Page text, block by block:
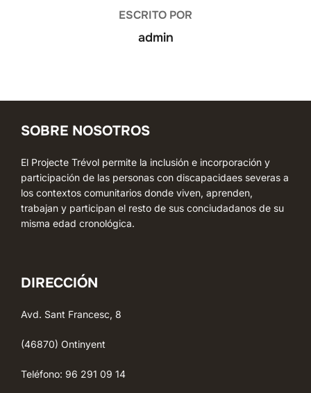
ESCRITO POR
admin
SOBRE NOSOTROS
El Projecte Trévol permite la inclusión e incorporación y
participación de las personas con discapacidaes severas a
los contextos comunitarios donde viven, aprenden,
trabajan y participan el resto de sus conciudadanos de su
misma edad cronológica.
DIRECCIÓN
Avd. Sant Francesc, 8
(46870) Ontinyent
Teléfono: 96 291 09 14